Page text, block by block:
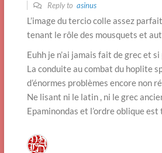
Reply to asinus
L’image du tercio colle assez
tenant le rôle des mousquets et
Euhh je n’ai jamais fait de grec et
La conduite au combat du hoplite
d’énormes problèmes encore non
Ne lisant ni le latin , ni le grec
Epaminondas et l’ordre oblique